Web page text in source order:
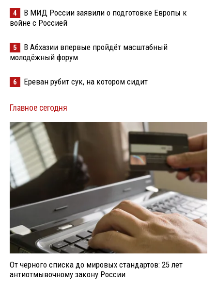
4
В МИД России заявили о подготовке Европы к
войне с Россией
5
В Абхазии впервые пройдёт масштабный
молодёжный форум
6 Ереван рубит сук, на котором сидит
Главное сегодня
От черного списка до мировых стандартов: 25 лет
антиотмывочному закону России